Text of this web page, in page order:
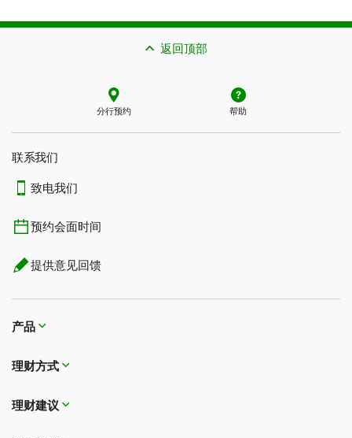
返回顶部
分行预约 帮助
联系我们​​​​​​​
致电我们
预约会面时间
提供意见回馈
产品
理财方式
理财建议